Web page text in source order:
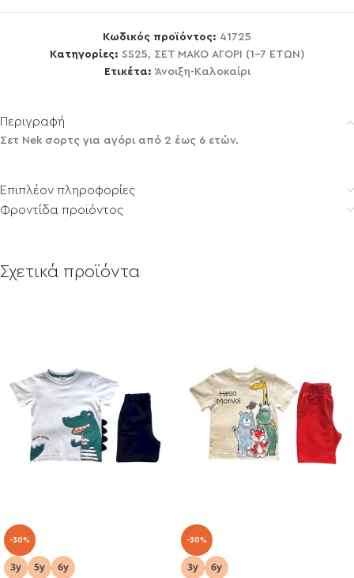
Κωδικός προϊόντος: 41725
Κατηγορίες: SS25, ΣΕΤ ΜΑΚΟ ΑΓΟΡΙ (1-7 ΕΤΩΝ)
Ετικέτα: Άνοιξη-Καλοκαίρι
Περιγραφή
Σετ Nek σορτς για αγόρι από 2 έως 6 ετών.
Επιπλέον πληροφορίες
Φροντίδα προϊόντος
Σχετικά προϊόντα
-30% -30%